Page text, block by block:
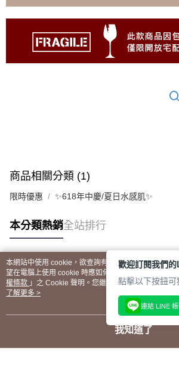
商品相關分類 (1)
限時優惠 ✨618年中慶/夏日水感肌✨
本分類熱銷全站排行
熱門標籤
本網站中使用 cookie，欲查詢有關本網站使用 cookie
望在電腦上使用 cookie 時應如何變更電腦的 cookie 設
權條款 」之 Cookie 聲明。您繼續使用本網站即表示
用條款之 Cookie 聲明使用 cookie。
了解更多 >
我知道了
歡迎訂閱我們
點擊以下按鈕可
連結 LINE